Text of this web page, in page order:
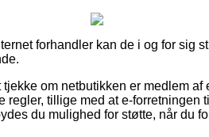
forhandler kan de i og for sig
om netbutikken er medlem
tillige med at e-forretningen
du mulighed for støtte, når du